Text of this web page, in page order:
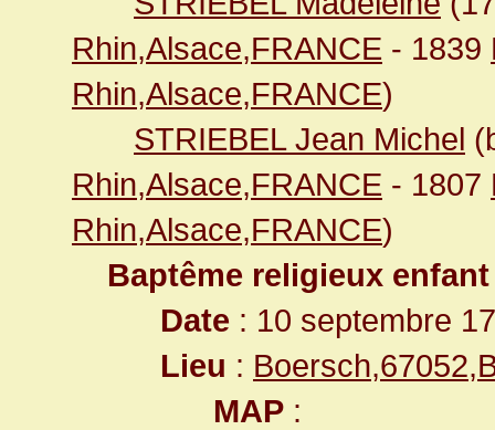
Rhin,Alsace,FRANCE - 1839
Rhin,Alsace,FRANCE)
STRIEBEL Jean Michel
Rhin,Alsace,FRANCE - 1807
Rhin,Alsace,FRANCE)
Baptême religieux enfant
Date : 10 septembre
Lieu :
MAP :